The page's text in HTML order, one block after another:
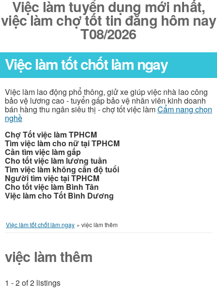
Việc làm tuyển dụng mới nhất,
việc làm chợ tốt tin đăng hôm nay
T08/2026
Việc làm tốt chốt làm ngay
Việc làm lao động phổ thông, giử xe giúp việc nhà lao công
bảo vệ lương cao - tuyển gấp bảo vệ nhân viên kinh doanh
bán hàng thu ngân siêu thị - chợ tốt việc làmCẩm nang chọn
nghề
Chợ Tốt việc làm TPHCM
Tìm việc làm cho nữ tại TPHCM
Cần tìm việc làm gấp
Cho tốt việc làm lương tuần
Tìm việc làm không cần độ tuổi
Người tìm việc tại TPHCM
Cho tốt việc làm Bình Tân
Việc làm cho Tốt Bình Dương
Việc làm tốt chốt làm ngay » việc làm thêm
việc làm thêm
1 - 2 of 2 listings